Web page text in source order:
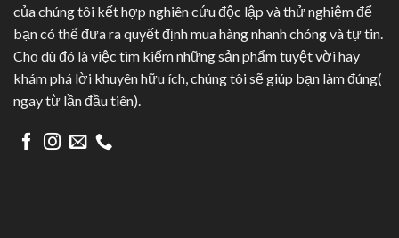
của chúng tôi kết hợp nghiên cứu độc lập và thử nghiệm để
bạn có thể đưa ra quyết định mua hàng nhanh chóng và tự tin.
Cho dù đó là việc tìm kiếm những sản phẩm tuyệt vời hay
khám phá lời khuyên hữu ích, chúng tôi sẽ giúp bạn làm đúng(
ngay từ lần đầu tiên).